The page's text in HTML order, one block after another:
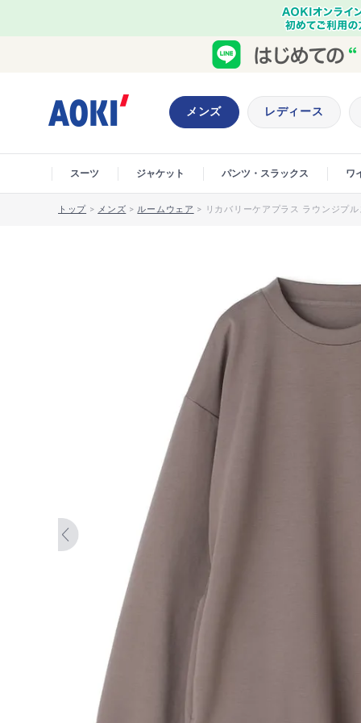
メンズ レディース
スーツ ジャケット パンツ・スラックス ワ
トップ > メンズ > ルームウェア > リカバリーケアプラス ラウンジプ